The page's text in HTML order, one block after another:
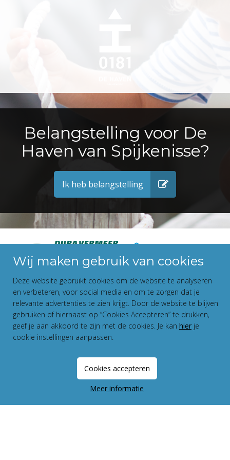
Belangstelling voor De
Haven van Spijkenisse?
Ik heb belangstelling
Privacy Statement
Fundament All Media
Wij maken gebruik van cookies
Deze website gebruikt cookies om de website te analyseren
en verbeteren, voor social media en om te zorgen dat je
relevante advertenties te zien krijgt. Door de website te blijven
gebruiken of hiernaast op “Cookies Accepteren” te drukken,
geef je aan akkoord te zijn met de cookies. Je kan hier je
cookie instellingen aanpassen.
Cookies accepteren
Meer informatie